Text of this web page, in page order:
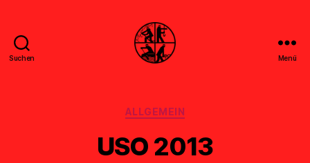
Suchen Menü
Kategorien
ALLGEMEIN
USO 2013